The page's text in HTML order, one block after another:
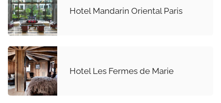
Hotel Mandarin Oriental Paris
Hotel Les Fermes de Marie